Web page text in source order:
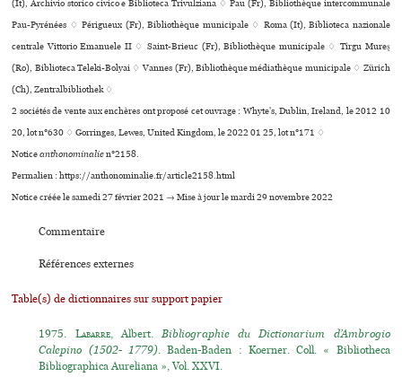
(It), Archivio sto­rico civico e Biblioteca Trivulziana ♢ Pau (Fr), Bibliothèque inter­com­mu­nale
Pau-Pyrénées ♢ Périgueux (Fr), Bibliothèque municipale ♢ Roma (It), Biblioteca nazio­nale
cen­trale Vittorio Emanuele II ♢ Saint-Brieuc (Fr), Bibliothèque muni­ci­pale ♢ Tîrgu Mureş
(Ro), Biblioteca Teleki-Bolyai ♢ Vannes (Fr), Bibliothèque média­thè­que muni­ci­pale ♢ Zürich
(Ch), Zentralbibliothek ♢
2 sociétés de vente aux enchères ont proposé cet ouvrage : Whyte's, Dublin, Ireland, le 2012 10
20, lot n°630 ♢ Gorringes, Lewes, United Kingdom, le 2022 01 25, lot n°171 ♢
Noticeanthonominalien°2158.
Permalien : https://anthonominalie.fr/article2158.html
Notice créée le samedi 27 février 2021 → Mise à jour le mardi 29 novembre 2022
Commentaire
Références externes
Table(s) de dictionnaires sur support papier
1975. Labarre, Albert.Bibliographie du Dictionarium d’Ambrogio
Calepino (1502- 1779). Baden-Baden : Koerner. Coll. « Bibliotheca
Bibliographica Aureliana », Vol. XXVI.